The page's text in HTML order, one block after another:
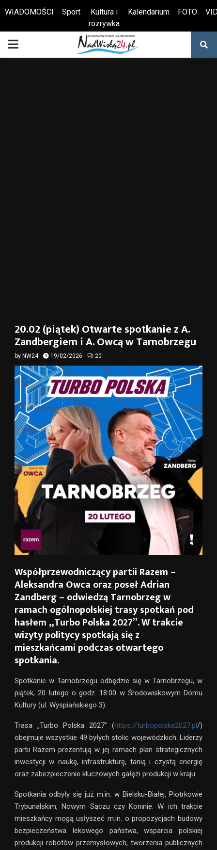
Otwórz pasek narzędzi
WIADOMOŚCI Sport
Kultura i
rozrywka
Kalendarium FOTO
PRIMARY
20.02 (piątek) Otwarte spotkanie z A.
Zandbergiem i A. Owcą w Tarnobrzegu
by NW24 19/02/2026 20
Współprzewodniczący partii Razem –
Aleksandra Owca oraz poseł Adrian
Zandberg – odwiedzą Tarnobrzeg w
ramach ogólnopolskiej trasy spotkań pod
hasłem „Turbo Polska 2027”. W trakcie
wizyty politycy spotkają się z
mieszkańcami podczas otwartego
spotkania.
Spotkanie w Tarnobrzegu odbędzie się w Tarnobrzegu, w
piątek, 20 lutego o godz. 18:00 w Środowiskowym Domu
Kultury (ul. Wyspiańskiego 3).
Trasa „Turbo Polska 2027” (https://turbopolska2027.pl/)
obejmuje wszystkie 49 byłych stolic wojewódzkich. Liderzy
partii Razem prezentują w jej ramach plan strategicznych
inwestycji w naukę, infrastrukturę, tanią i czystą energię
oraz zabezpieczenie kluczowych gałęzi produkcji w kraju.
Spotkania odbyły się już m.in. w Bielsku-Białej, Piotrkowie
Trybunalskim, Nowym Sączu czy Koninie. W ich trakcie
mieszkańcy mogą usłyszeć m.in. o propozycjach budowy
bezpieczeństwa lekowego państwa, wsparcia polskiej
produkcji robotów przemysłowych, tworzenia publicznych